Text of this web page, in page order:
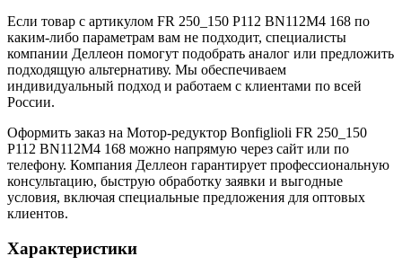
Если товар с артикулом FR 250_150 P112 BN112M4 168 по
каким-либо параметрам вам не подходит, специалисты
компании Деллеон помогут подобрать аналог или предложить
подходящую альтернативу. Мы обеспечиваем
индивидуальный подход и работаем с клиентами по всей
России.
Оформить заказ на Мотор-редуктор Bonfiglioli FR 250_150
P112 BN112M4 168 можно напрямую через сайт или по
телефону. Компания Деллеон гарантирует профессиональную
консультацию, быструю обработку заявки и выгодные
условия, включая специальные предложения для оптовых
клиентов.
Характеристики